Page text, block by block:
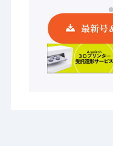
最新号